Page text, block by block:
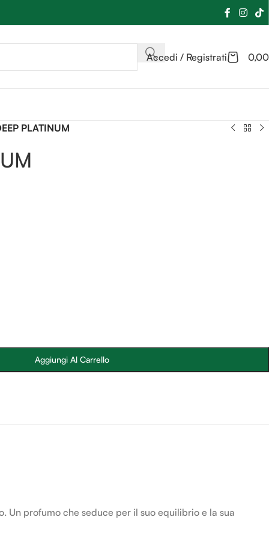
Accedi / Registrati 0,00
PLATINUM
Aggiungi Al Carrello
profumo che seduce per il suo equilibrio e la sua